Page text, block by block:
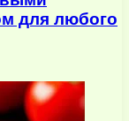
для любого